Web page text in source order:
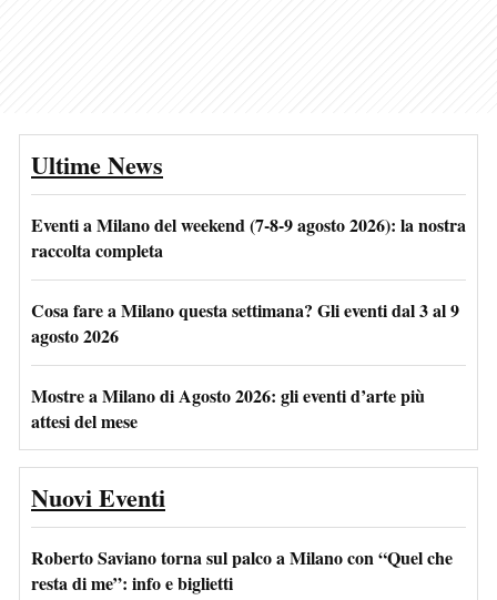
Ultime News
Eventi a Milano del weekend (7-8-9 agosto 2026): la nostra
raccolta completa
Cosa fare a Milano questa settimana? Gli eventi dal 3 al 9
agosto 2026
Mostre a Milano di Agosto 2026: gli eventi d’arte più
attesi del mese
Nuovi Eventi
Roberto Saviano torna sul palco a Milano con “Quel che
resta di me”: info e biglietti